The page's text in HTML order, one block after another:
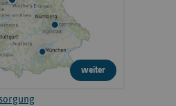
weiter